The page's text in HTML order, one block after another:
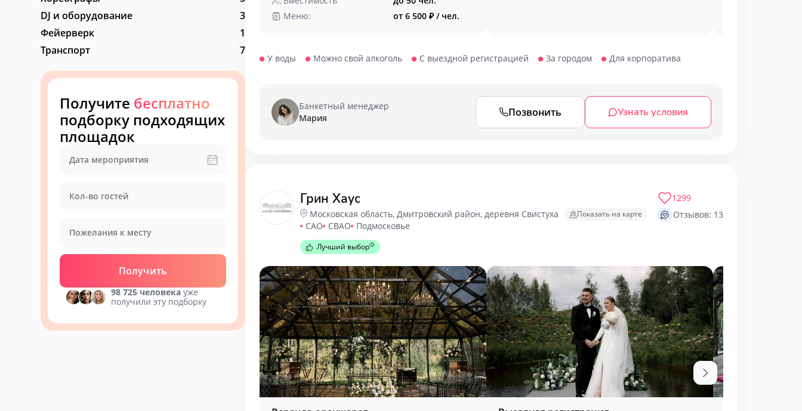
DJ и оборудование
3
Фейерверк
1
Транспорт
7
Получите бесплатно
подборку подходящих
площадок
Получить
98 725 человекауже
получили эту подборку
Меню:
от 6 500 ₽ / чел.
У воды Можно свой алкоголь С выездной регистрацией За городом Для корпоратива
Банкетный менеджер
Мария
Позвонить Узнать условия
Грин Хаус
Московская область, Дмитровский район, деревня Свистуха
САО СВАО Подмосковье
Показать на карте
1299
Отзывов: 13
Лучший выбор